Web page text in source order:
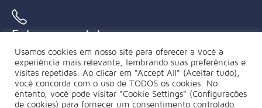
Entre em contato conosco
+55 (21) 3239 4850
Usamos cookies em nosso site para oferecer a você a
experiência mais relevante, lembrando suas preferências e
visitas repetidas. Ao clicar em "Accept All" (Aceitar tudo),
você concorda com o uso de TODOS os cookies. No
entanto, você pode visitar "Cookie Settings" (Configurações
de cookies) para fornecer um consentimento controlado.